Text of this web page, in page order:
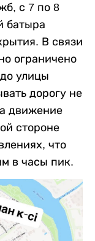
с 7 по 8
батыра
В связи
ограничено
улицы
дорогу не
движение
стороне
что
в часы пик.